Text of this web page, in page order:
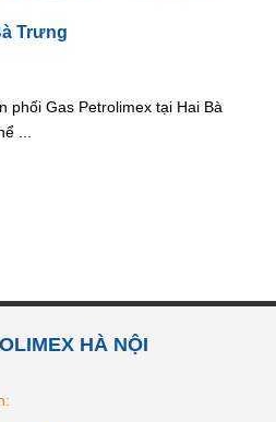
Trưng
phối Gas Petrolimex tại Hai Bà
...
HÀ NỘI